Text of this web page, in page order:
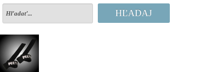
HĽADAJ